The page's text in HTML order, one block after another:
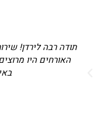
תודה רבה לירדן!
האורחים היו מרוצים